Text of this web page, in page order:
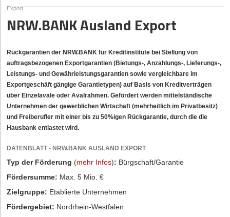
Export
NRW.BANK Ausland Export
Rückgarantien der NRW.BANK für Kreditinstitute bei Stellung von
auftragsbezogenen Exportgarantien (Bietungs-, Anzahlungs-, Lieferungs-,
Leistungs- und Gewährleistungsgarantien sowie vergleichbare im
Exportgeschäft gängige Garantietypen) auf Basis von Kreditverträgen
über Einzelavale oder Avalrahmen. Gefördert werden mittelständische
Unternehmen der gewerblichen Wirtschaft (mehrheitlich im Privatbesitz)
und Freiberufler mit einer bis zu 50%igen Rückgarantie, durch die die
Hausbank entlastet wird.
DATENBLATT - NRW.BANK AUSLAND EXPORT
Typ der Förderung (mehr Infos): Bürgschaft/Garantie
Fördersumme: Max. 5 Mio. €
Zielgruppe: Etablierte Unternehmen
Fördergebiet: Nordrhein-Westfalen